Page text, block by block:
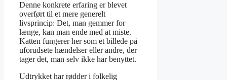
Denne konkrete erfaring er blevet
overført til et mere generelt
livsprincip: Det, man gemmer for
længe, kan man ende med at miste.
Katten fungerer her som et billede på
uforudsete hændelser eller andre, der
tager det, man selv ikke har benyttet.
Udtrykket har rødder i folkelig